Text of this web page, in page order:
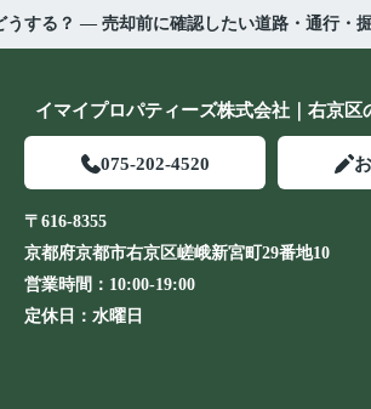
うする？ ― 売却前に確認したい道路・通行・
イマイプロパティーズ株式会社｜右京区
075-202-4520
〒616-8355
京都府京都市右京区嵯峨新宮町29番地10
営業時間： 10:00-19:00
定休日： 水曜日